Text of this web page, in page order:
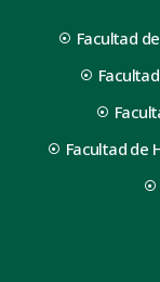
Facultad
Facultad de